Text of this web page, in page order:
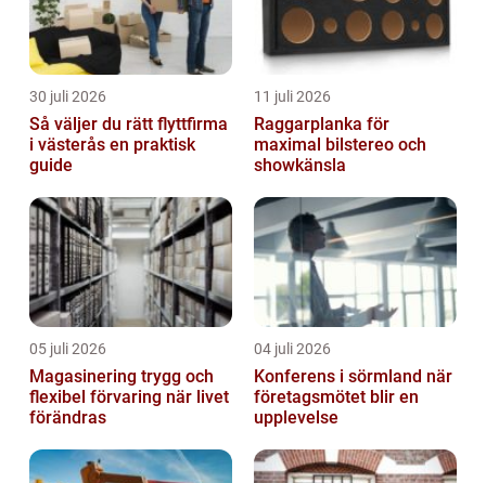
30 juli 2026
Så väljer du rätt flyttfirma
i västerås en praktisk
guide
11 juli 2026
Raggarplanka för
maximal bilstereo och
showkänsla
05 juli 2026
Magasinering trygg och
flexibel förvaring när livet
förändras
04 juli 2026
Konferens i sörmland när
företagsmötet blir en
upplevelse